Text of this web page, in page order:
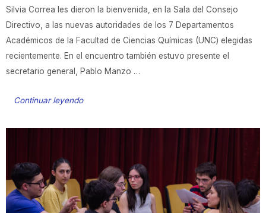
Silvia Correa les dieron la bienvenida, en la Sala del Consejo
Directivo, a las nuevas autoridades de los 7 Departamentos
Académicos de la Facultad de Ciencias Químicas (UNC) elegidas
recientemente. En el encuentro también estuvo presente el
secretario general, Pablo Manzo …
Continuar leyendo